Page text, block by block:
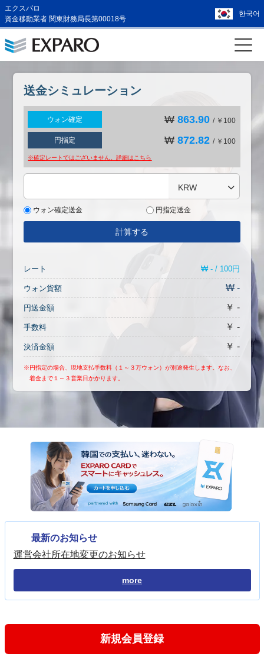
エクスパロ
資金移動業者 関東財務局長第00018号
한국어
送金シミュレーション
ウォン確定 ₩863.90 / ￥100
円指定 ₩872.82 / ￥100
※確定レートではございません。詳細は こちら
KRW
ウォン確定送金 円指定送金
計算する
レート ₩ - / 100円
ウォン貨額 ₩ -
円送金額 ￥ -
手数料 ￥ -
決済金額 ￥ -
※円指定の場合、現地支払手数料（１～３万ウォン）が別途発生します。なお、
着金まで１～３営業日かかります。
最新のお知らせ
運営会社所在地変更のお知らせ
more
新規会員登録